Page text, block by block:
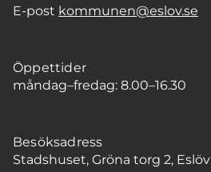
E-post kommunen@eslov.se
Öppettider
måndag–fredag: 8.00–16.30
Besöksadress
Stadshuset, Gröna torg 2, Eslöv